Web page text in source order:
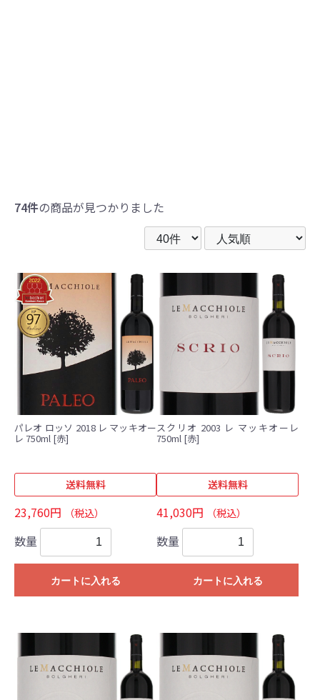
74件の商品が見つかりました
パレオ ロッソ 2018 レ マッキオー
レ 750ml [赤]
送料無料
23,760円 （税込）
数量
カートに入れる
スクリオ 2003 レ マッキオーレ
750ml [赤]
送料無料
41,030円 （税込）
数量
カートに入れる